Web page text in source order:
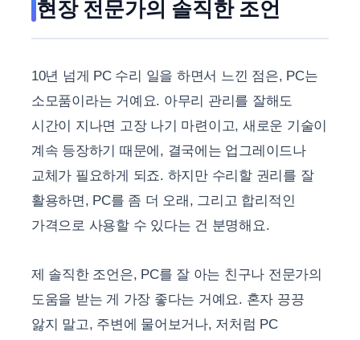
현장 전문가의 솔직한 조언
10년 넘게 PC 수리 일을 하면서 느낀 점은, PC는
소모품이라는 거예요. 아무리 관리를 잘해도
시간이 지나면 고장 나기 마련이고, 새로운 기술이
계속 등장하기 때문에, 결국에는 업그레이드나
교체가 필요하게 되죠. 하지만 수리할 권리를 잘
활용하면, PC를 좀 더 오래, 그리고 합리적인
가격으로 사용할 수 있다는 건 분명해요.
제 솔직한 조언은, PC를 잘 아는 친구나 전문가의
도움을 받는 게 가장 좋다는 거예요. 혼자 끙끙
앓지 말고, 주변에 물어보거나, 저처럼 PC